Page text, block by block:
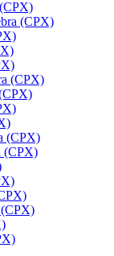
(CPX)
(CPX)
(CPX)
(CPX)
(CPX)